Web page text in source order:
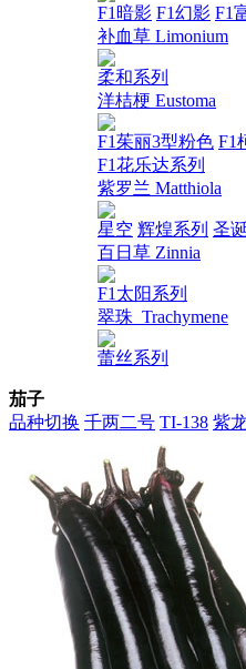
F1暗影 F1幻影 F1
补血草 Limonium
柔和系列
洋桔梗 Eustoma
F1茱丽3型粉色 F1
F1花乐达系列
紫罗兰 Matthiola
星空 辉煌系列 圣
百日草 Zinnia
F1太阳系列
翠珠_Trachymene
蕾丝系列
茄子
品种切换 千两二号 TI-138 紫龙